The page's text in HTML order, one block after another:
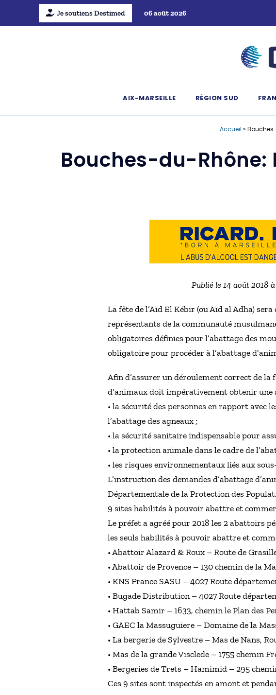
Je soutiens Destimed 06 août 2026
AIX-MARSEILLE RÉGION SUD
Accueil »
Bouches-du-Rhône:
Publié le 14 août 2018
La fête de l’Aïd El Kébir (ou Aïd al Adha)
représentants de la communauté
obligatoires définies pour l’abattage des
obligatoire pour procéder à l’abattage
Afin d’assurer un déroulement correct de la
d’animaux doit impérativement obtenir
• la sécurité des personnes en rapport avec
l’abattage des agneaux ;
• la sécurité sanitaire indispensable pour
• la protection animale dans le cadre de
• les risques environnementaux liés aux
L’instruction des demandes d’abattage
Départementale de la Protection des
9 sites habilités à pouvoir abattre et
Le préfet a agréé pour 2018 les 2 abattoirs
les seuls habilités à pouvoir abattre et
• Abattoir Alazard & Roux – Route de
• Abattoir de Provence – 130 chemin de la
• KNS France SASU – 4027 Route
• Bugade Distribution – 4027 Route
• Hattab Samir – 1633, chemin le Plan des
• GAEC la Massuguiere – Domaine de la
• La bergerie de Sylvestre – Mas de Nans,
• Mas de la grande Visclede – 1755 chemin
• Bergeries de Trets – Hamimid – 295
Ces 9 sites sont inspectés en amont et